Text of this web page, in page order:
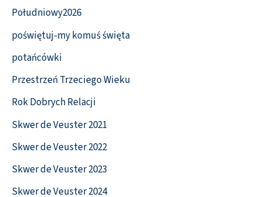
Południowy2026
poświętuj-my komuś święta
potańcówki
Przestrzeń Trzeciego Wieku
Rok Dobrych Relacji
Skwer de Veuster 2021
Skwer de Veuster 2022
Skwer de Veuster 2023
Skwer de Veuster 2024